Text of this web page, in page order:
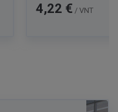
Kaina
4,22 € / VNT